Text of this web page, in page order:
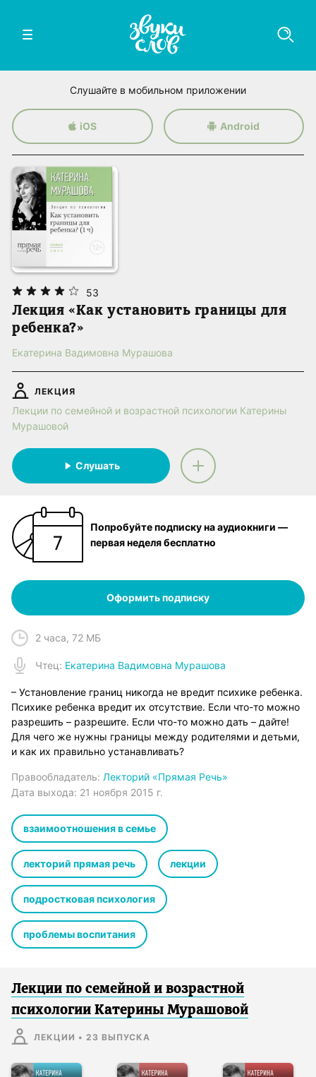
Слушайте в мобильном приложении
iOS Android
53
Лекция «Как установить границы для
ребенка?»
Екатерина Вадимовна Мурашова
ЛЕКЦИЯ
Лекции по семейной и возрастной психологии Катерины
Мурашовой
Слушать
Попробуйте подписку на аудиокниги —
первая неделя бесплатно
Оформить подписку
2 часа, 72 МБ
Чтец: Екатерина Вадимовна Мурашова
– Установление границ никогда не вредит психике ребенка.
Психике ребенка вредит их отсутствие. Если что-то можно
разрешить – разрешите. Если что-то можно дать – дайте!
Для чего же нужны границы между родителями и детьми,
и как их правильно устанавливать?
Правообладатель: Лекторий «Прямая Речь»
Дата выхода: 21 ноября 2015 г.
взаимоотношения в семье
лекторий прямая речь лекции
подростковая психология
проблемы воспитания
Лекции по семейной и возрастной
психологии Катерины Мурашовой
ЛЕКЦИИ • 23 ВЫПУСКА